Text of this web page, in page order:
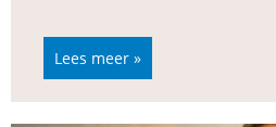
Lees meer »